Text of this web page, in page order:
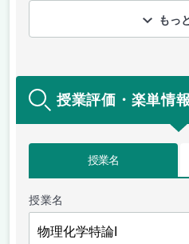
もっ
授業評価・楽単情
授業名
授業名